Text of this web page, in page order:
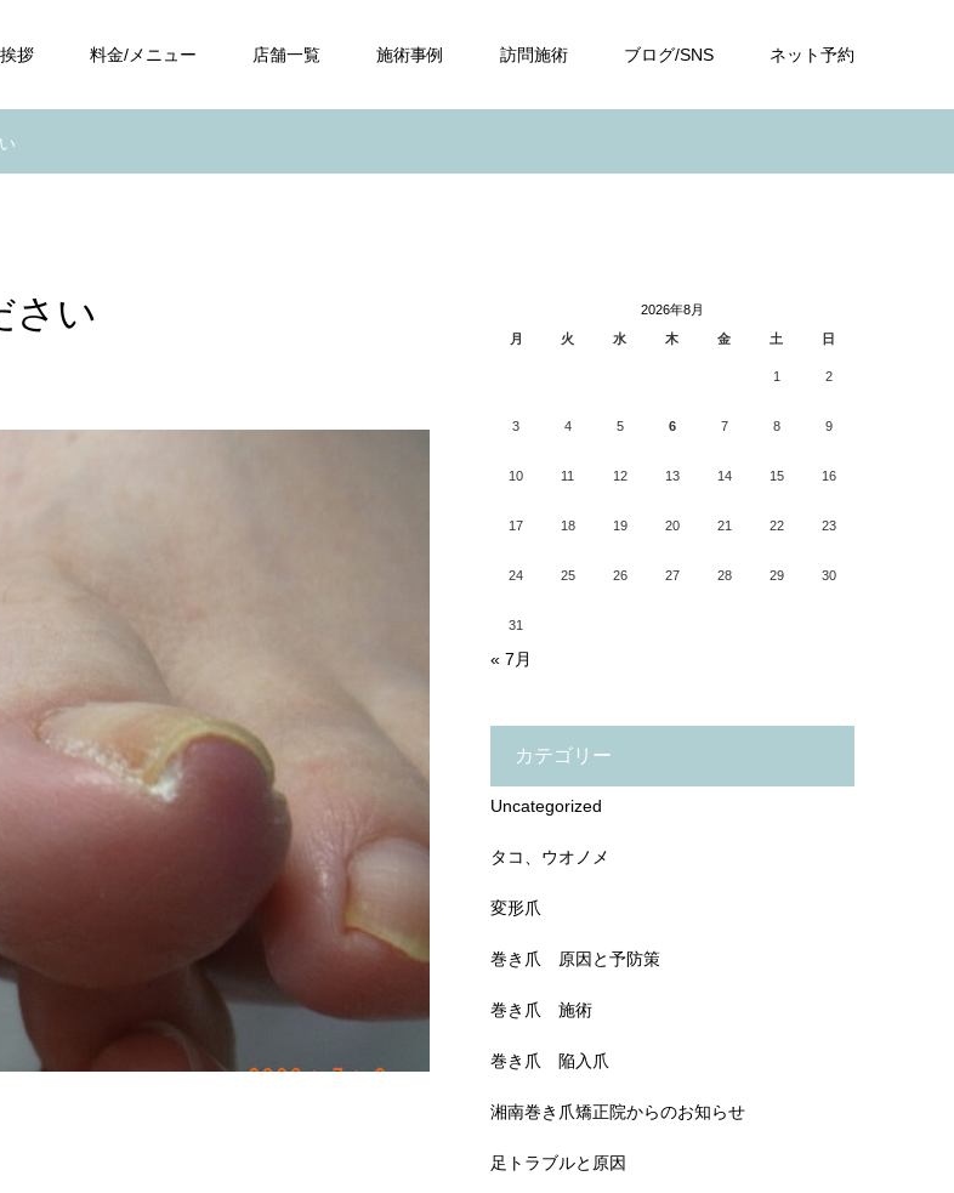
拶 料金/メニュー 店舗一覧 施術事例 訪問施術 ブログ/SNS ネット予約
さい
2026年8月
月
火 水 木 金 土 日
1 2
3 4 5 6 7 8 9
10 11 12 13 14 15 16
17 18 19 20 21 22 23
24 25 26 27 28 29 30
31
« 7月
カテゴリー
Uncategorized
タコ、ウオノメ
変形爪
巻き爪 原因と予防策
巻き爪 施術
巻き爪 陥入爪
湘南巻き爪矯正院からのお知らせ
足トラブルと原因